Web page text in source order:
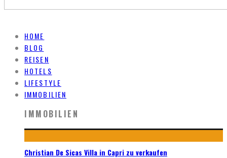
HOME
BLOG
REISEN
HOTELS
LIFESTYLE
IMMOBILIEN
IMMOBILIEN
Christian De Sicas Villa in Capri zu verkaufen